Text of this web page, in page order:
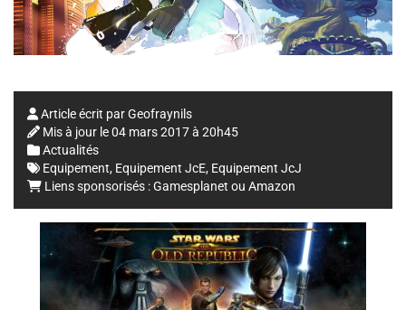
Article écrit parGeofraynils
Mis à jour le04 mars 2017 à 20h45
Actualités
Equipement, Equipement JcE, Equipement JcJ
Liens sponsorisés :Gamesplanet ou Amazon